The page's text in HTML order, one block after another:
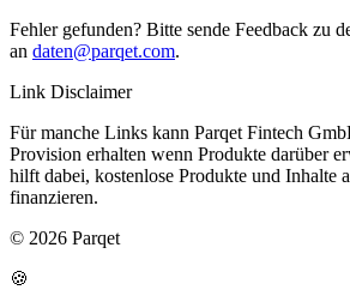
Fehler gefunden? Bitte sende Feedback zu
an daten@parqet.com.
Link Disclaimer
Für manche Links kann Parqet Fintech
Provision erhalten wenn Produkte darüber
hilft dabei, kostenlose Produkte und Inhalte
finanzieren.
© 2026 Parqet
🍪